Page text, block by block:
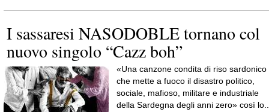
I sassaresi NASODOBLE tornano col
nuovo singolo “Cazz boh”
«Una canzone condita di riso sardonico
che mette a fuoco il disastro politico,
sociale, mafioso, militare e industriale
della Sardegna degli anni zero» così